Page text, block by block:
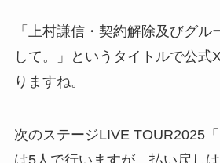
「上村謙信・契約解除及びグル
して。」というタイトルで公式
りますね。
次のステージLIVE TOUR2025「
は5人で行いますが、払い戻し